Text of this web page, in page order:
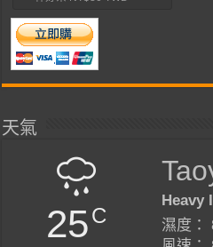
天氣
25C
Heavy
濕度：